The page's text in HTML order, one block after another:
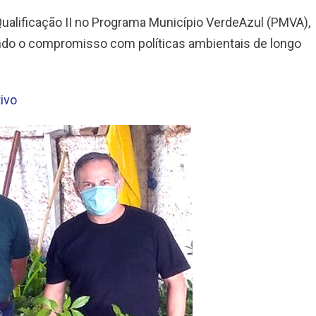
II no Programa Município VerdeAzul (PMVA),
o compromisso com políticas ambientais de longo